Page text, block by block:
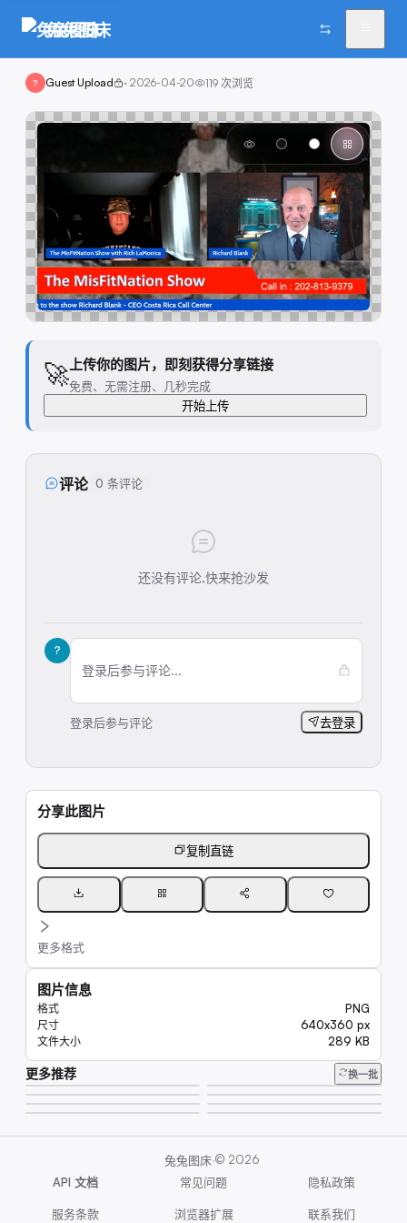
兔兔图床
? Guest Upload · 2026-04-20 119 次浏览
🚀上传你的图片，即刻获得分享链接
免费、无需注册、几秒完成
开始上传
评论 0 条评论
还没有评论,快来抢沙发
?
登录后参与评论...
登录后参与评论 去登录
分享此图片
复制直链
更多格式
图片信息
格式 PNG
尺寸 640x360 px
文件大小 289 KB
更多推荐 换一批
61K
7.5K
8.9K
63K
6.6K
8.1K
8.1K
兔兔图床·© 2026
API 文档
常见问题 隐私政策
服务条款 浏览器扩展 联系我们